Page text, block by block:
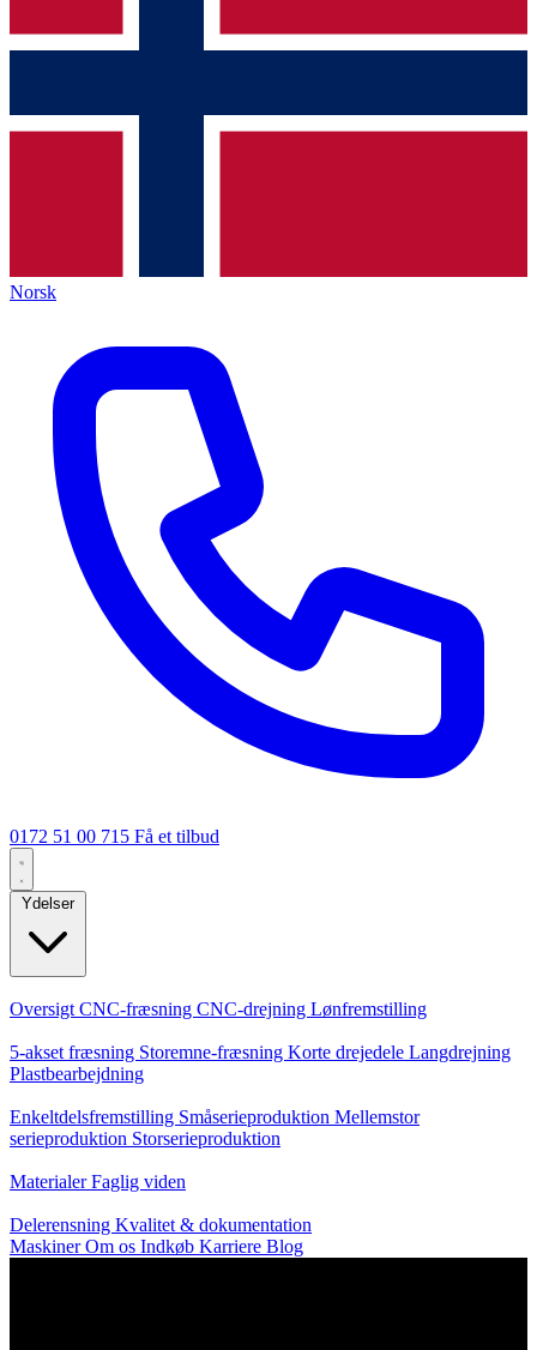
Norsk
0172 51 00 715 Få et tilbud
Ydelser
Oversigt CNC-fræsning CNC-drejning Lønfremstilling
5-akset fræsning Storemne-fræsning Korte drejedele Langdrejning
Plastbearbejdning
Enkeltdelsfremstilling Småserieproduktion Mellemstor
serieproduktion Storserieproduktion
MaterialerFaglig viden
Delerensning Kvalitet & dokumentation
MaskinerOm os Indkøb Karriere Blog